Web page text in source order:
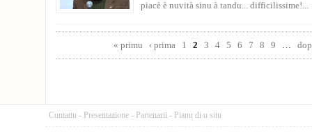
piacè è nuvità sinu à tandu... difficilissime!...
« primu
‹ prima 1 2 3 4 5 6 7 8 9 …
Cuntattu - Presentazione - Partenarii - Pianu di u situ